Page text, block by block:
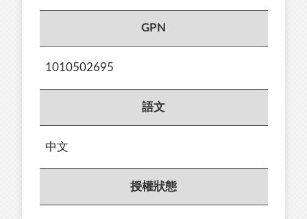
GPN
1010502695
語文
中文
授權狀態